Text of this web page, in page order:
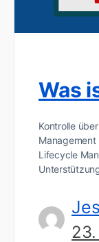
Was
Kontrolle
Management
Lifecycle